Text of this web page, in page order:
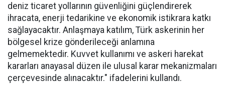
deniz ticaret yollarının güvenliğini güçlendirerek
ihracata, enerji tedarikine ve ekonomik istikrara katkı
sağlayacaktır. Anlaşmaya katılım, Türk askerinin her
bölgesel krize gönderileceği anlamına
gelmemektedir. Kuvvet kullanımı ve askeri harekat
kararları anayasal düzen ile ulusal karar mekanizmaları
çerçevesinde alınacaktır." ifadelerini kullandı.